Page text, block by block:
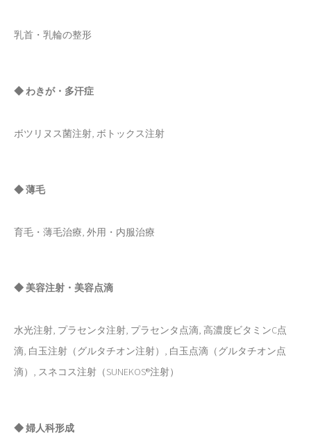
乳首・乳輪の整形
◆ わきが・多汗症
ボツリヌス菌注射, ボトックス注射
◆ 薄毛
育毛・薄毛治療, 外用・内服治療
◆ 美容注射・美容点滴
水光注射, プラセンタ注射, プラセンタ点滴, 高濃度ビタミンC点
滴, 白玉注射（グルタチオン注射）, 白玉点滴（グルタチオン点
滴）, スネコス注射（SUNEKOS®注射）
◆ 婦人科形成